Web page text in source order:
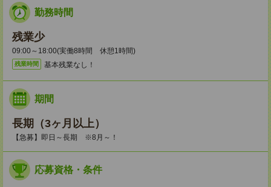
勤務時間
残業少
09:00～18:00(実働8時間 休憩1時間)
残業時間 基本残業なし！
期間
長期（3ヶ月以上）
【急募】即日～長期 ※8月～！
応募資格・条件